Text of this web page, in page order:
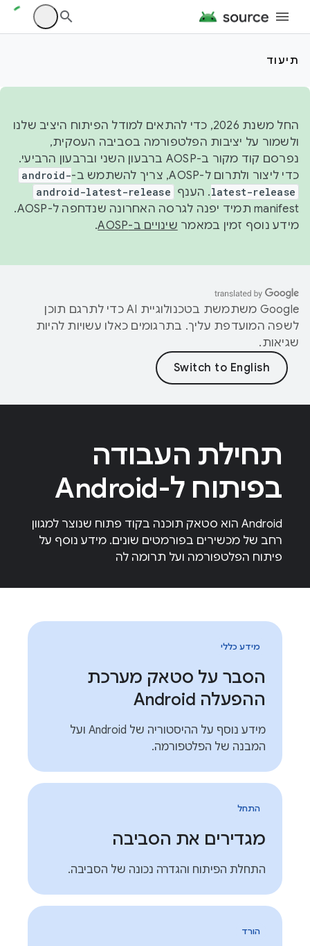
תיעוד
החל משנת 2026, כדי להתאים למודל הפיתוח היציב שלנו
ולשמור על יציבות הפלטפורמה בסביבה העסקית,
נפרסם קוד מקור ב-AOSP ברבעון השני וברבעון הרביעי.
כדי ליצור ולתרום ל-AOSP, צריך להשתמש ב-
android-
latest-release. הענף android-latest-release
manifest תמיד יפנה לגרסה האחרונה שנדחפה ל-AOSP.
מידע נוסף זמין במאמר שינויים ב-AOSP .
‫Google משתמשת בטכנולוגיית AI כדי לתרגם תוכן
לשפה המועדפת עליך. בתרגומים כאלו עשויות להיות
שגיאות.
תחילת העבודה
בפיתוח ל-Android
Android הוא סטאק תוכנה בקוד פתוח שנוצר למגוון
רחב של מכשירים בפורמטים שונים. מידע נוסף על
פיתוח הפלטפורמה ועל תרומה לה
מידע כללי
הסבר על סטאק מערכת
ההפעלה Android
מידע נוסף על ההיסטוריה של Android ועל
המבנה של הפלטפורמה.
התחל
מגדירים את הסביבה
התחלת הפיתוח והגדרה נכונה של הסביבה.
הורד